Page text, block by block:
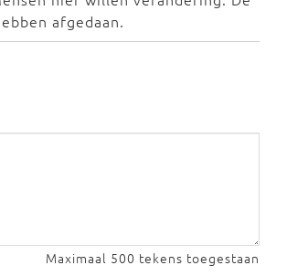
afgedaan.
Maximaal 500 tekens toegestaan